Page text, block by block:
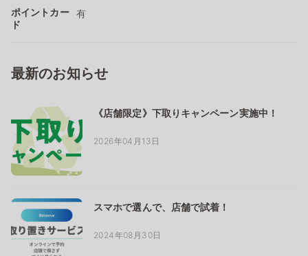
ポイントカー
ド
有
最新のお知らせ
《店舗限定》下取りキャンペーン実施中！
2026年04月13日
スマホで選んで、店舗で試着！
2024年08月30日